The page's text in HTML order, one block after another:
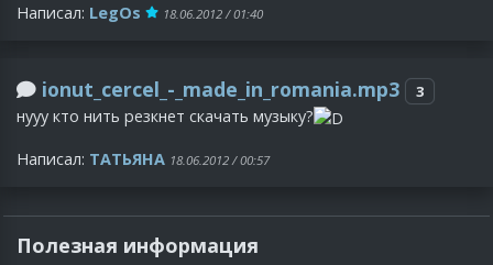
Написал: LegOs 18.06.2012 / 01:40
ionut_cercel_-_made_in_romania.mp3 3
нууу кто нить резкнет скачать музыку?
Написал: ТAТЬЯНA 18.06.2012 / 00:57
Полезная информация